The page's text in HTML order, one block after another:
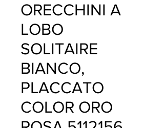
ORECCHINI A
LOBO
SOLITAIRE
BIANCO,
PLACCATO
COLOR ORO